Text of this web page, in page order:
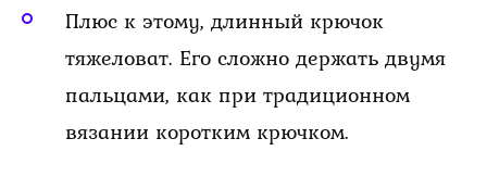
Плюс к этому, длинный крючок
тяжеловат. Его сложно держать двумя
пальцами, как при традиционном
вязании коротким крючком.